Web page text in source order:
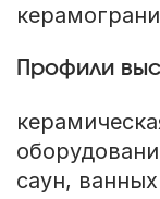
Профили
саун,